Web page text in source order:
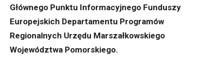
Głównego Punktu Informacyjnego Funduszy
Europejskich Departamentu Programów
Regionalnych Urzędu Marszałkowskiego
Województwa Pomorskiego.